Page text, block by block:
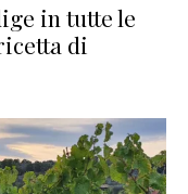
in tutte le
di